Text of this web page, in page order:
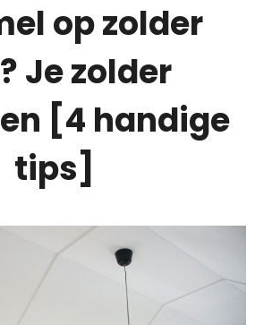
op zolder
Je zolder
[4 handige
tips]